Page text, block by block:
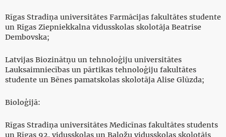
Rīgas Stradiņa universitātes Farmācijas fakultātes studente
un Rīgas Ziepniekkalna vidusskolas skolotāja Beatrise
Dembovska;
Latvijas Biozinātņu un tehnoloģiju universitātes
Lauksaimniecības un pārtikas tehnoloģiju fakultātes
studente un Bēnes pamatskolas skolotāja Alise Glūzda;
Bioloģijā:
Rīgas Stradiņa universitātes Medicīnas fakultātes students
un Rīgas 92. vidusskolas un Baložu vidusskolas skolotājs